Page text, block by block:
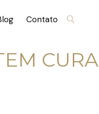
Contato
CURA